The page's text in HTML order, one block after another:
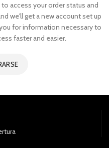
access your order status and
we'll get a new account set up
for information necessary to
faster and easier.